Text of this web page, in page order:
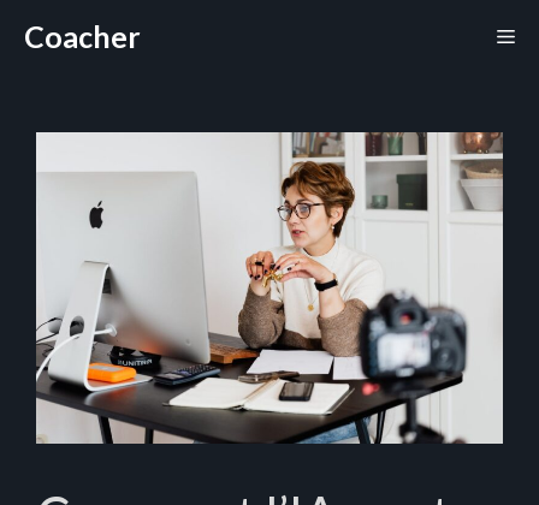
Coacher